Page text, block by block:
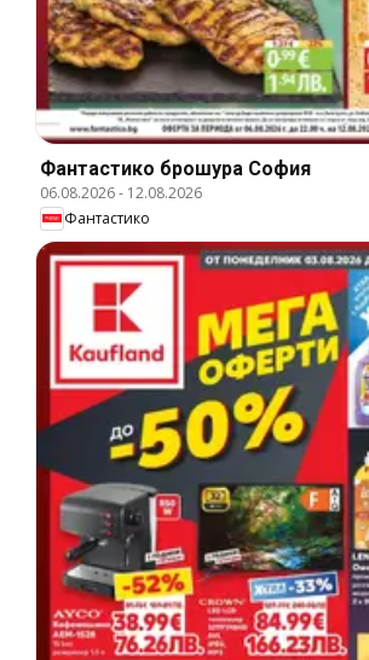
Фантастико брошура София
06.08.2026- 12.08.2026
Фантастико